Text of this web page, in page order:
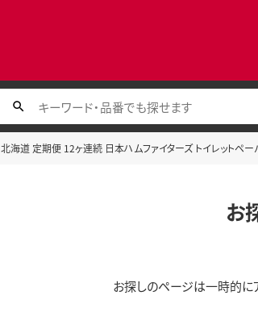
北海道 定期便 12ヶ連続 日本ハムファイターズ トイレットペ
お
お探しのページは一時的に